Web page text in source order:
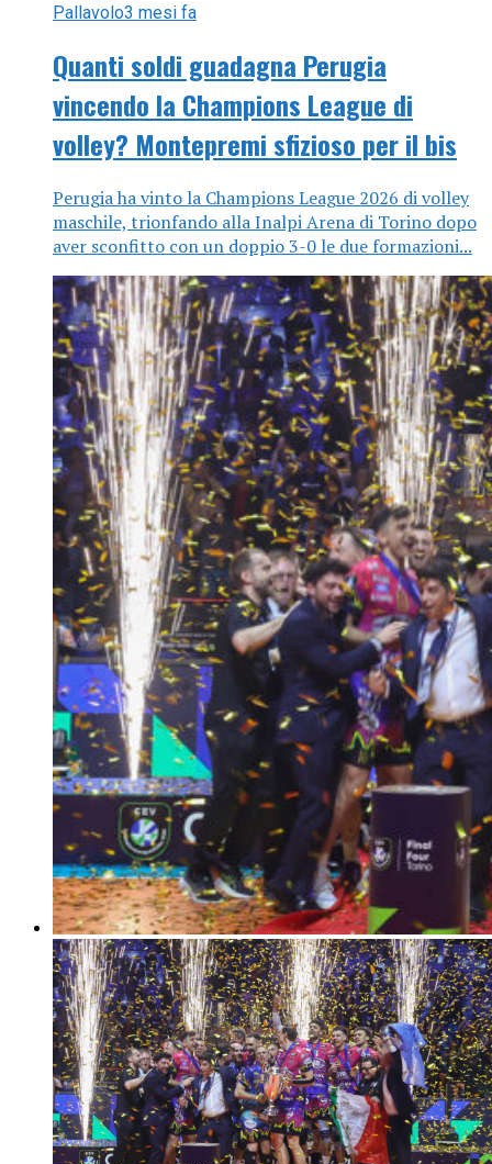
Pallavolo3 mesi fa
Quanti soldi guadagna Perugia
vincendo la Champions League di
volley? Montepremi sfizioso per il bis
Perugia ha vinto la Champions League 2026 di volley
maschile, trionfando alla Inalpi Arena di Torino dopo
aver sconfitto con un doppio 3-0 le due formazioni...